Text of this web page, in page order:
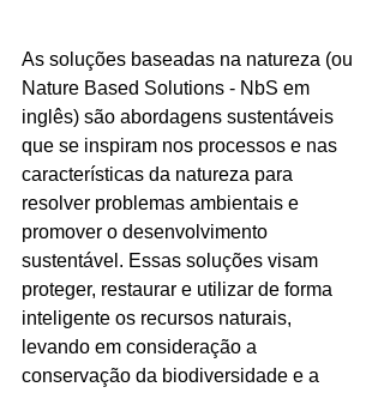
As soluções baseadas na natureza (ou
Nature Based Solutions - NbS em
inglês) são abordagens sustentáveis
que se inspiram nos processos e nas
características da natureza para
resolver problemas ambientais e
promover o desenvolvimento
sustentável. Essas soluções visam
proteger, restaurar e utilizar de forma
inteligente os recursos naturais,
levando em consideração a
conservação da biodiversidade e a